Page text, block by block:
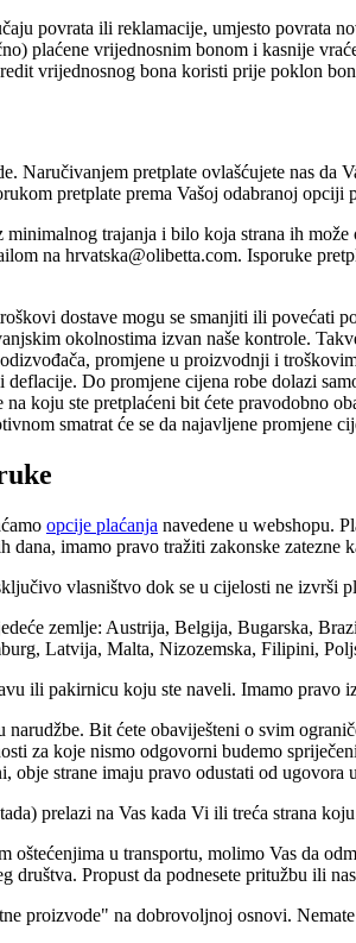
povrata ili reklamacije, umjesto povrata
plaćene vrijednosnim bonom i kasnije
vrijednosnog bona koristi prije poklon
Naručivanjem pretplate ovlašćujete nas
pretplate prema Vašoj odabranoj opciji
minimalnog trajanja i bilo koja strana ih
na hrvatska@olibetta.com. Isporuke
dostave mogu se smanjiti ili povećati
okolnostima izvan naše kontrole.
promjene u proizvodnji i
Do promjene cijena robe dolazi
koju ste pretplaćeni bit ćete pravodobno
smatrat će se da najavljene promjene
opcije plaćanja navedene u webshopu.
dana, imamo pravo tražiti zakonske zatezne
vlasništvo dok se u cijelosti ne izvrši
zemlje: Austrija, Belgija, Bugarska,
Latvija, Malta, Nizozemska, Filipini,
ili pakirnicu koju ste naveli. Imamo
narudžbe. Bit ćete obaviješteni o svim
za koje nismo odgovorni budemo
obje strane imaju pravo odustati od ugovora
prelazi na Vas kada Vi ili treća strana
oštećenjima u transportu, molimo Vas da
Propust da podnesete pritužbu ili
proizvode" na dobrovoljnoj osnovi.